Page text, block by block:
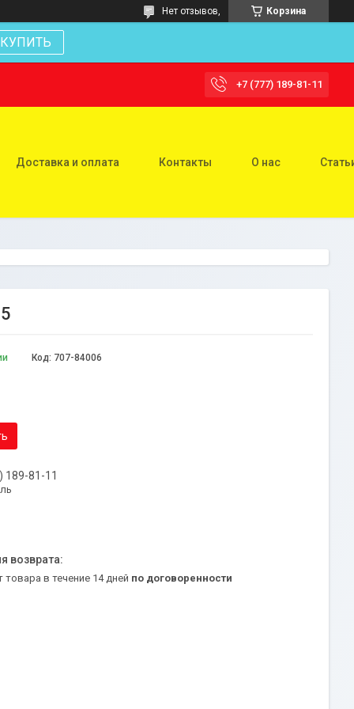
Корзина
Нет отзывов,
КУПИТЬ
+7 (777) 189-81-11
Доставка и оплата Контакты О нас
Код: 707-84006
189-81-11
товара в течение 14 дней по договоренности